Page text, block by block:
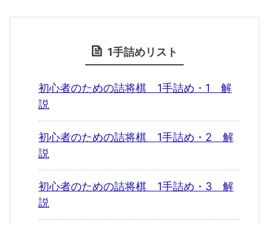
1手詰めリスト
初心者のための詰将棋 1手詰め・1 解
説
初心者のための詰将棋 1手詰め・2 解
説
初心者のための詰将棋 1手詰め・3 解
説